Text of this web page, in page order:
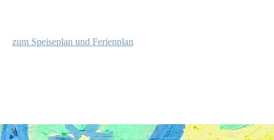
zum Speiseplan und Ferienplan